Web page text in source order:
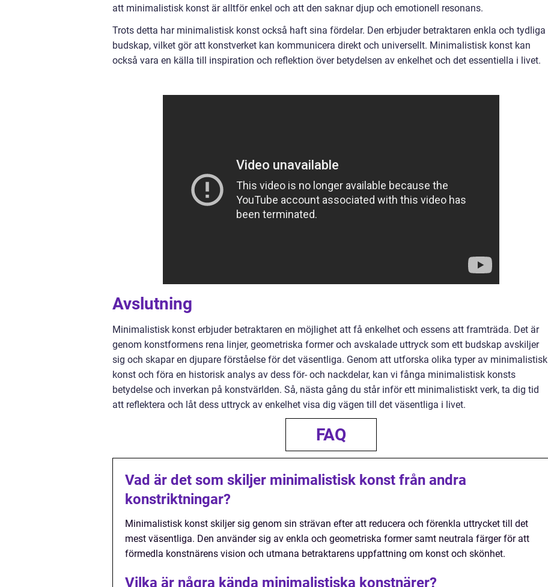
att minimalistisk konst är alltför enkel och att den saknar djup och emotionell resonans.
Trots detta har minimalistisk konst också haft sina fördelar. Den erbjuder betraktaren enkla och tydliga
budskap, vilket gör att konstverket kan kommunicera direkt och universellt. Minimalistisk konst kan
också vara en källa till inspiration och reflektion över betydelsen av enkelhet och det essentiella i livet.
Avslutning
Minimalistisk konst erbjuder betraktaren en möjlighet att få enkelhet och essens att framträda. Det är
genom konstformens rena linjer, geometriska former och avskalade uttryck som ett budskap avskiljer
sig och skapar en djupare förståelse för det väsentliga. Genom att utforska olika typer av minimalistisk
konst och föra en historisk analys av dess för- och nackdelar, kan vi fånga minimalistisk konsts
betydelse och inverkan på konstvärlden. Så, nästa gång du står inför ett minimalistiskt verk, ta dig tid
att reflektera och låt dess uttryck av enkelhet visa dig vägen till det väsentliga i livet.
FAQ
Vad är det som skiljer minimalistisk konst från andra
konstriktningar?
Minimalistisk konst skiljer sig genom sin strävan efter att reducera och förenkla uttrycket till det
mest väsentliga. Den använder sig av enkla och geometriska former samt neutrala färger för att
förmedla konstnärens vision och utmana betraktarens uppfattning om konst och skönhet.
Vilka är några kända minimalistiska konstnärer?